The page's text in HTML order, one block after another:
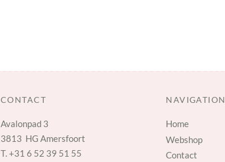
CONTACT
Avalonpad 3
3813 HG Amersfoort
T.+31 6 52 39 51 55
NAVIGATION
Home
Webshop
Contact